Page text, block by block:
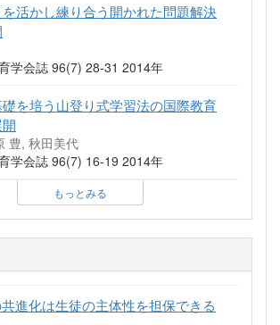
活かし練り合う開かれた問題解決
学会誌 96(7) 28-31 2014年
を培う山登り式学習法の国際教育
豊, 秋田美代
学会誌 96(7) 16-19 2014年
もっとみる
進化は生徒の主体性を担保できる